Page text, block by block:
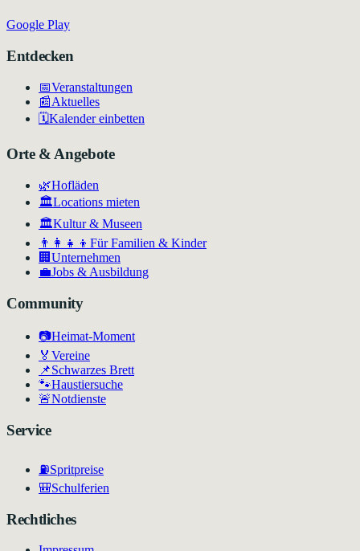
Google Play
Entdecken
📅Veranstaltungen
📰Aktuelles
🗓️Kalender einbetten
Orte & Angebote
🌿Hofläden
🏛️Locations mieten
🏛Kultur & Museen
👨‍👩‍👧‍👦 Für Familien & Kinder
🏢 Unternehmen
💼Jobs & Ausbildung
Community
📷Heimat-Moment
🏅 Vereine
📌Schwarzes Brett
🐾Haustiersuche
🚨Notdienste
Service
⛽Spritpreise
🎒Schulferien
Rechtliches